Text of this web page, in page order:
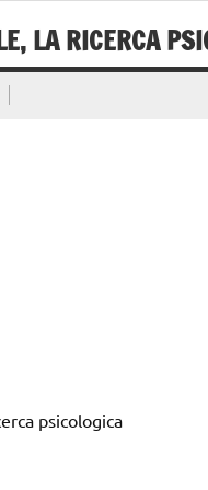
LA RICERCA
psicologica